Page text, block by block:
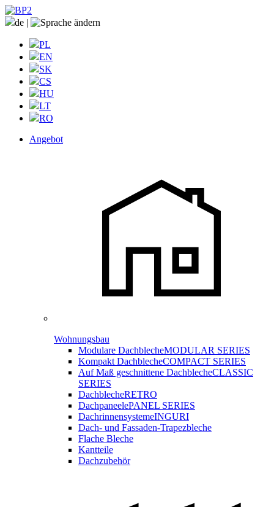
de |
PL
EN
SK
CS
HU
LT
RO
Angebot
Wohnungsbau
Modulare DachblecheMODULAR SERIES
Kompakt DachblecheCOMPACT SERIES
Auf Maß geschnittene DachblecheCLASSIC
SERIES
DachblecheRETRO
DachpaneelePANEL SERIES
DachrinnensystemeINGURI
Dach- und Fassaden-Trapezbleche
Flache Bleche
Kantteile
Dachzubehör